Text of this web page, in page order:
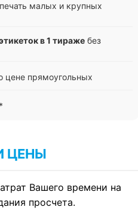
малых и крупных
в 1 тираже без
цене прямоугольных
*
ЦЕНЫ
Вашего времени на
просчета.